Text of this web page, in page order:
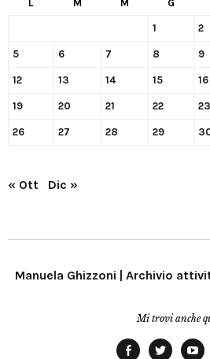
L M M G
1 2
5 6 7 8 9
12 13 14 15 16
19 20 21 22 23
26 27 28 29
« Ott Dic »
Manuela Ghizzoni | Archivio
Mi trovi anche